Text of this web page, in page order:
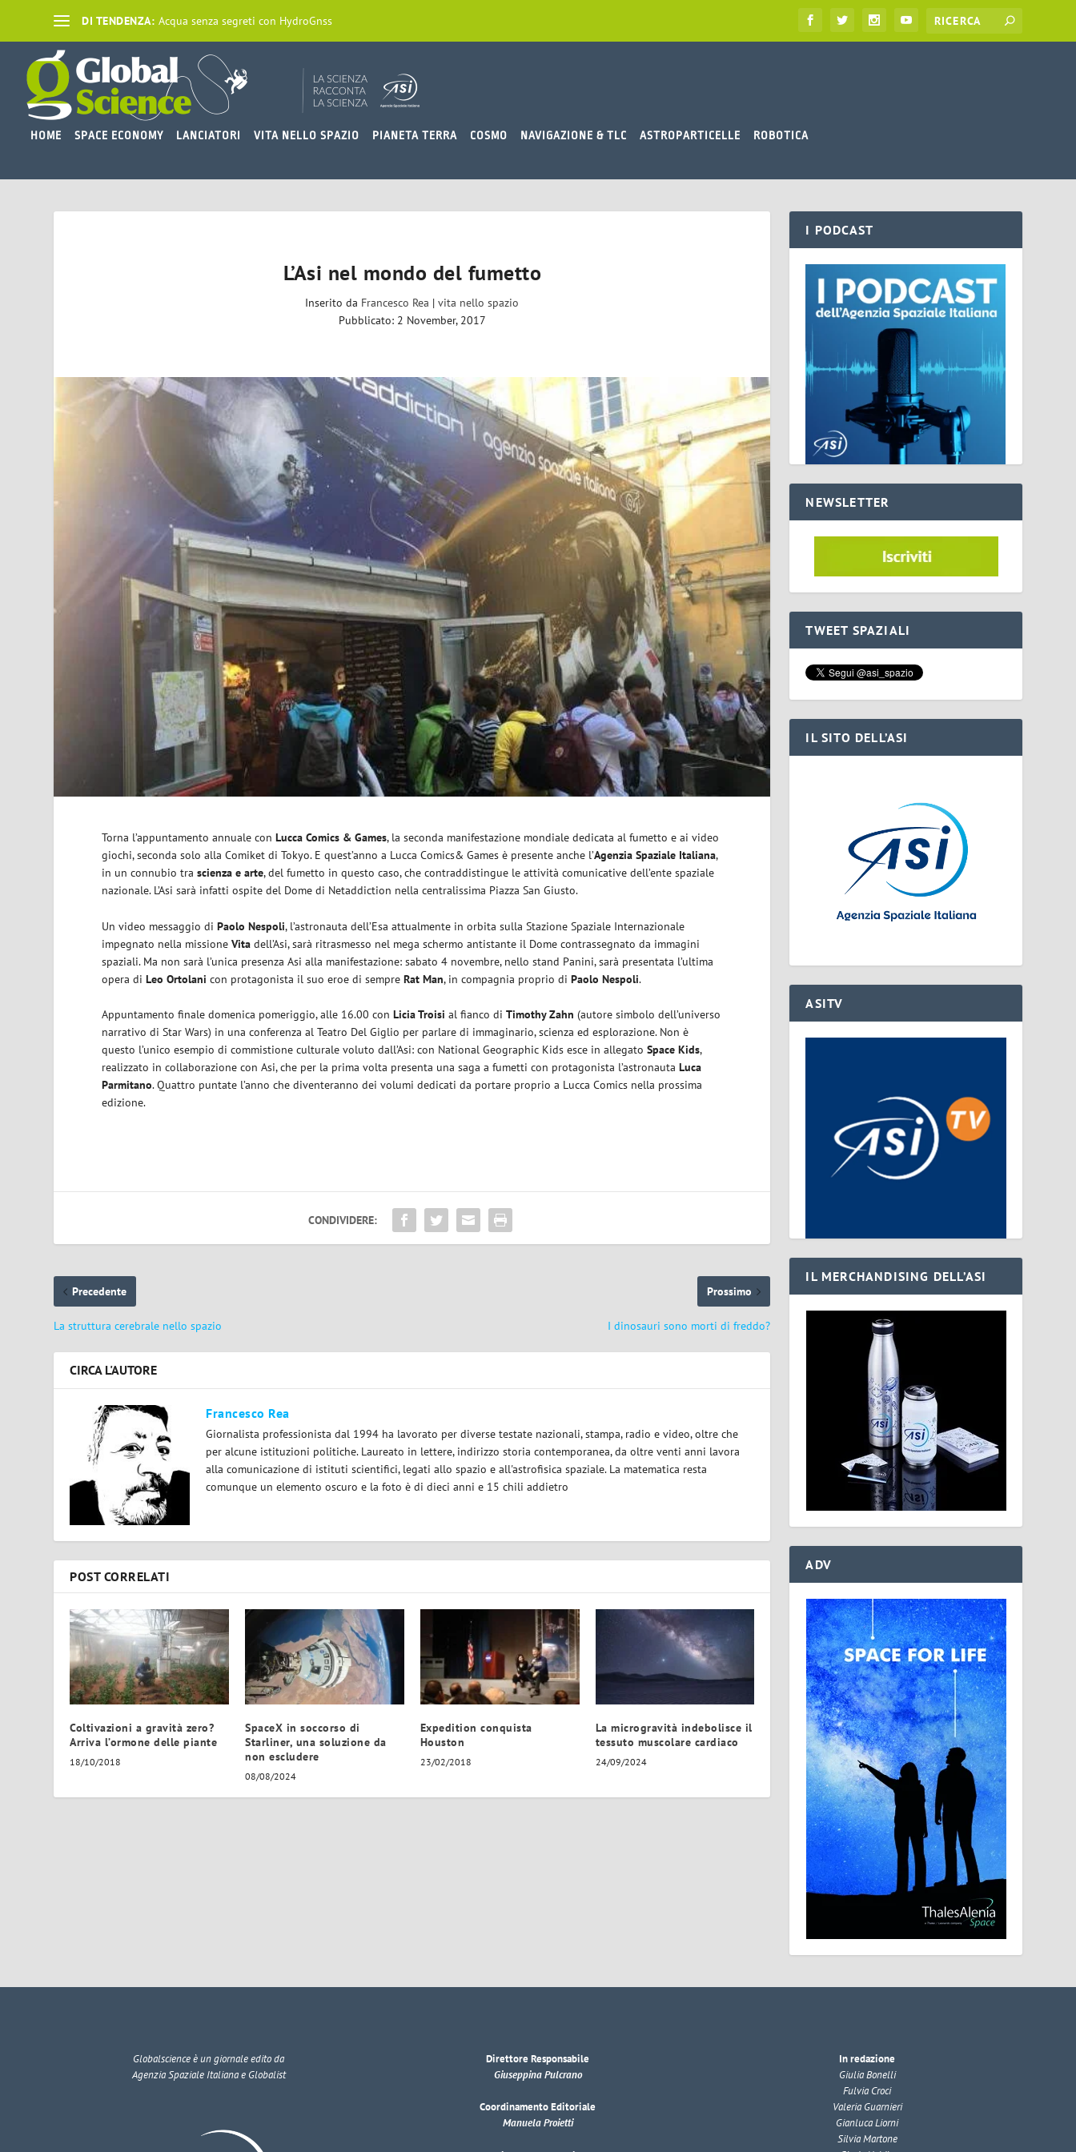
DI TENDENZA: Acqua senza segreti con HydroGnss
HOME SPACE ECONOMY LANCIATORI VITA NELLO SPAZIO PIANETA TERRA COSMO NAVIGAZIONE & TLC ASTROPARTICELLE ROBOTICA
L’Asi nel mondo del fumetto
Inserito da Francesco Rea |vita nello spazio
Pubblicato: 2 November, 2017
Torna l’appuntamento annuale conLucca Comics & Games, la seconda manifestazione mondiale dedicata al fumetto e ai video
giochi, seconda solo alla Comiket di Tokyo. E quest’anno a Lucca Comics& Games è presente anche l’Agenzia Spaziale Italiana,
in un connubio trascienza e arte, del fumetto in questo caso, che contraddistingue le attività comunicative dell’ente spaziale
nazionale. L’Asi sarà infatti ospite del Dome di Netaddiction nella centralissima Piazza San Giusto.
Un video messaggio diPaolo Nespoli, l’astronauta dell’Esa attualmente in orbita sulla Stazione Spaziale Internazionale
impegnato nella missioneVita dell’Asi, sarà ritrasmesso nel mega schermo antistante il Dome contrassegnato da immagini
spaziali. Ma non sarà l’unica presenza Asi alla manifestazione: sabato 4 novembre, nello stand Panini, sarà presentata l’ultima
opera diLeo Ortolani con protagonista il suo eroe di sempreRat Man, in compagnia proprio diPaolo Nespoli.
Appuntamento finale domenica pomeriggio, alle 16.00 conLicia Troisi al fianco diTimothy Zahn (autore simbolo dell’universo
narrativo di Star Wars) in una conferenza al Teatro Del Giglio per parlare di immaginario, scienza ed esplorazione. Non è
questo l’unico esempio di commistione culturale voluto dall’Asi: con National Geographic Kids esce in allegatoSpace Kids,
realizzato in collaborazione con Asi, che per la prima volta presenta una saga a fumetti con protagonista l’astronautaLuca
Parmitano. Quattro puntate l’anno che diventeranno dei volumi dedicati da portare proprio a Lucca Comics nella prossima
edizione.
CONDIVIDERE:
Precedente
La struttura cerebrale nello spazio
Prossimo
I dinosauri sono morti di freddo?
CIRCA L'AUTORE
Francesco Rea
Giornalista professionista dal 1994 ha lavorato per diverse testate nazionali, stampa, radio e video, oltre che
per alcune istituzioni politiche. Laureato in lettere, indirizzo storia contemporanea, da oltre venti anni lavora
alla comunicazione di istituti scientifici, legati allo spazio e all'astrofisica spaziale. La matematica resta
comunque un elemento oscuro e la foto è di dieci anni e 15 chili addietro
POST CORRELATI
Coltivazioni a gravità zero?
Arriva l’ormone delle piante
18/10/2018
SpaceX in soccorso di
Starliner, una soluzione da
non escludere
08/08/2024
Expedition conquista
Houston
23/02/2018
La microgravità indebolisce il
tessuto muscolare cardiaco
24/09/2024
I PODCAST
NEWSLETTER
TWEET SPAZIALI
IL SITO DELL’ASI
ASITV
IL MERCHANDISING DELL’ASI
ADV
Globalscienceè un giornale edito da
Agenzia Spaziale Italiana e Globalist
Direttore Responsabile
Giuseppina Pulcrano
Coordinamento Editoriale
Manuela Proietti
In redazione
Giulia Bonelli
Fulvia Croci
Valeria Guarnieri
Gianluca Liorni
Silvia Martone